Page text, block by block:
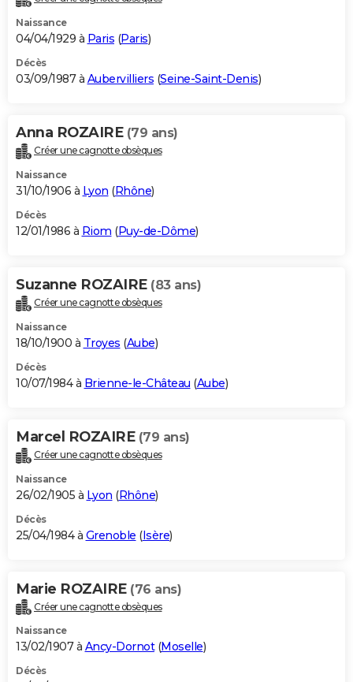
Naissance
04/04/1929 à Paris (Paris)
Décès
03/09/1987 à Aubervilliers (Seine-Saint-Denis)
Anna ROZAIRE (79 ans)
Créer une cagnotte obsèques
Naissance
31/10/1906 à Lyon (Rhône)
Décès
12/01/1986 à Riom (Puy-de-Dôme)
Suzanne ROZAIRE (83 ans)
Créer une cagnotte obsèques
Naissance
18/10/1900 à Troyes (Aube)
Décès
10/07/1984 à Brienne-le-Château (Aube)
Marcel ROZAIRE (79 ans)
Créer une cagnotte obsèques
Naissance
26/02/1905 à Lyon (Rhône)
Décès
25/04/1984 à Grenoble (Isère)
Marie ROZAIRE (76 ans)
Créer une cagnotte obsèques
Naissance
13/02/1907 à Ancy-Dornot(Moselle)
Décès